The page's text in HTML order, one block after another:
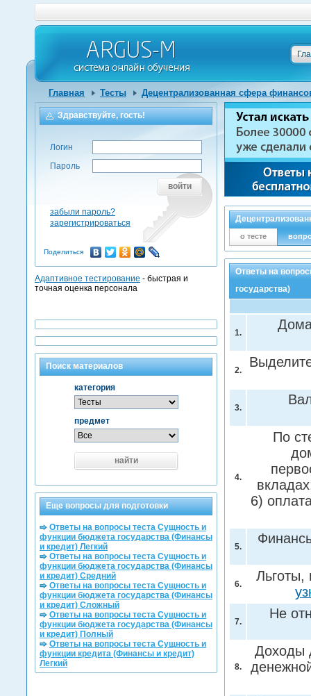
Главная Тесты Децентрализованная сфера
о тесте
Ответы на
государства)
1.
2.
3.
4.
По
6)
5.
6.
Льготы,
7.
Не
8.
Доходы
Здравствуйте, гость!
Логин
Пароль
войти
забыли пароль?
зарегистрироваться
Поделиться
Адаптивное тестирование - быстрая и
точная оценка персонала
Поиск материалов
категория
предмет
найти
Еще вопросы для подготовки
Ответы на вопросы теста Сущность и
функции бюджета государства (Финансы
и кредит) Легкий
Ответы на вопросы теста Сущность и
функции бюджета государства (Финансы
и кредит) Средний
Ответы на вопросы теста Сущность и
функции бюджета государства (Финансы
и кредит) Сложный
Ответы на вопросы теста Сущность и
функции бюджета государства (Финансы
и кредит) Полный
Ответы на вопросы теста Сущность и
функции кредита (Финансы и кредит)
Легкий